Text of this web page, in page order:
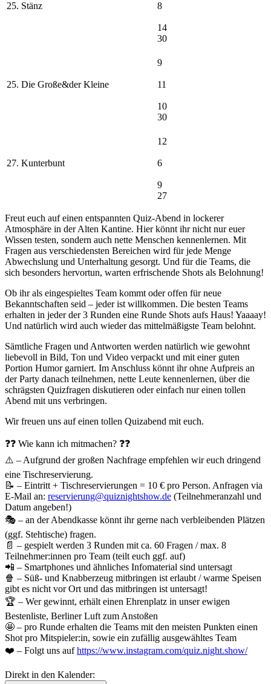
25. Stänz 8
14
30
25. Die Große&der Kleine
9
11
10
30
27. Kunterbunt
12
6
9
27
Freut euch auf einen entspannten Quiz-Abend in lockerer
Atmosphäre in der Alten Kantine. Hier könnt ihr nicht nur euer
Wissen testen, sondern auch nette Menschen kennenlernen. Mit
Fragen aus verschiedensten Bereichen wird für jede Menge
Abwechslung und Unterhaltung gesorgt. Und für die Teams, die
sich besonders hervortun, warten erfrischende Shots als Belohnung!
Ob ihr als eingespieltes Team kommt oder offen für neue
Bekanntschaften seid – jeder ist willkommen. Die besten Teams
erhalten in jeder der 3 Runden eine Runde Shots aufs Haus! Yaaaay!
Und natürlich wird auch wieder das mittelmäßigste Team belohnt.
Sämtliche Fragen und Antworten werden natürlich wie gewohnt
liebevoll in Bild, Ton und Video verpackt und mit einer guten
Portion Humor garniert. Im Anschluss könnt ihr ohne Aufpreis an
der Party danach teilnehmen, nette Leute kennenlernen, über die
schrägsten Quizfragen diskutieren oder einfach nur einen tollen
Abend mit uns verbringen.
Wir freuen uns auf einen tollen Quizabend mit euch.
❓❓ Wie kann ich mitmachen? ❓❓
⚠️ – Aufgrund der großen Nachfrage empfehlen wir euch dringend
eine Tischreservierung.
📝 – Eintritt + Tischreservierungen = 10 € pro Person. Anfragen via
E-Mail an: reservierung@quiznightshow.de (Teilnehmeranzahl und
Datum angeben!)
🎭 – an der Abendkasse könnt ihr gerne nach verbleibenden Plätzen
(ggf. Stehtische) fragen.
📄 – gespielt werden 3 Runden mit ca. 60 Fragen / max. 8
Teilnehmer:innen pro Team (teilt euch ggf. auf)
📲 – Smartphones und ähnliches Infomaterial sind untersagt
🍿 – Süß- und Knabberzeug mitbringen ist erlaubt / warme Speisen
gibt es nicht vor Ort und das mitbringen ist untersagt!
🏆 – Wer gewinnt, erhält einen Ehrenplatz in unser ewigen
Bestenliste, Berliner Luft zum Anstoßen
🤩 – pro Runde erhalten die Teams mit den meisten Punkten einen
Shot pro Mitspieler:in, sowie ein zufällig ausgewähltes Team
❤️ – Folgt uns aufhttps://www.instagram.com/quiz.night.show/
Direkt in den Kalender: